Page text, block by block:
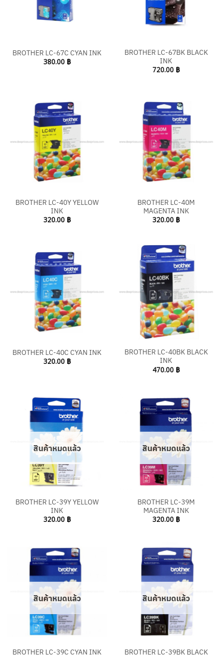
BROTHER LC-67C CYAN INK
380.00 ฿
BROTHER LC-67BK BLACK
INK
720.00 ฿
BROTHER LC-40Y YELLOW
INK
320.00 ฿
BROTHER LC-40M
MAGENTA INK
320.00 ฿
BROTHER LC-40C CYAN INK
320.00 ฿
BROTHER LC-40BK BLACK
INK
470.00 ฿
สินค้าหมดแล้ว
BROTHER LC-39Y YELLOW
INK
320.00 ฿
สินค้าหมดแล้ว
BROTHER LC-39M
MAGENTA INK
320.00 ฿
สินค้าหมดแล้ว
BROTHER LC-39C CYAN INK
สินค้าหมดแล้ว
BROTHER LC-39BK BLACK